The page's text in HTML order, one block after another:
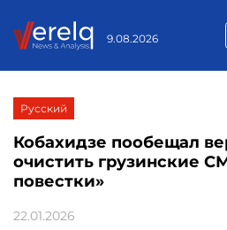
9.08.2026
Русский
Кобахидзе пообещал
очистить грузинские
повестки»
22.01.2026